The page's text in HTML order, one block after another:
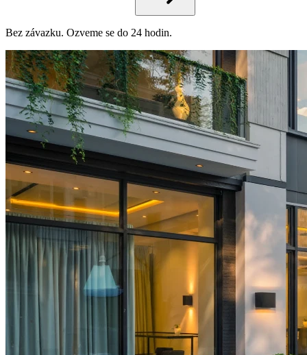
Bez závazku. Ozveme se do 24 hodin.